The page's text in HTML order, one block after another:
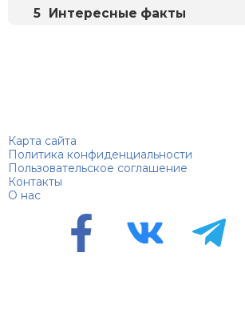
Интересные факты
Карта сайта
Политика конфиденциальности
Пользовательское соглашение
Контакты
О нас